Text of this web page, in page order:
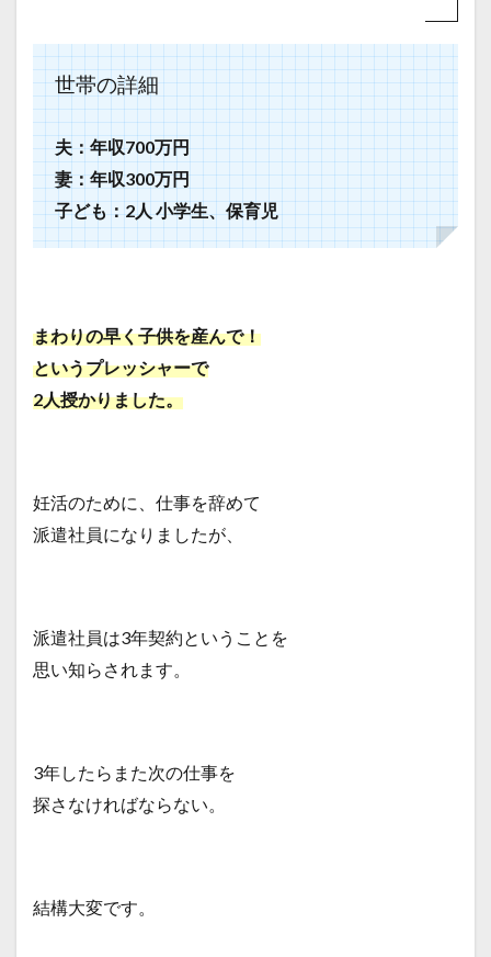
世帯の詳細
夫：年収700万円
妻：年収300万円
子ども：2人 小学生、保育児
まわりの早く子供を産んで！
というプレッシャーで
2人授かりました。
妊活のために、仕事を辞めて
派遣社員になりましたが、
派遣社員は3年契約ということを
思い知らされます。
3年したらまた次の仕事を
探さなければならない。
結構大変です。